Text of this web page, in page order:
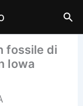
fossile di
Iowa